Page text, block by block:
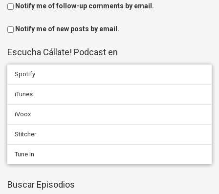
Notify me of follow-up comments by email.
Notify me of new posts by email.
Escucha Cállate! Podcast en
Spotify
iTunes
iVoox
Stitcher
Tune In
Buscar Episodios